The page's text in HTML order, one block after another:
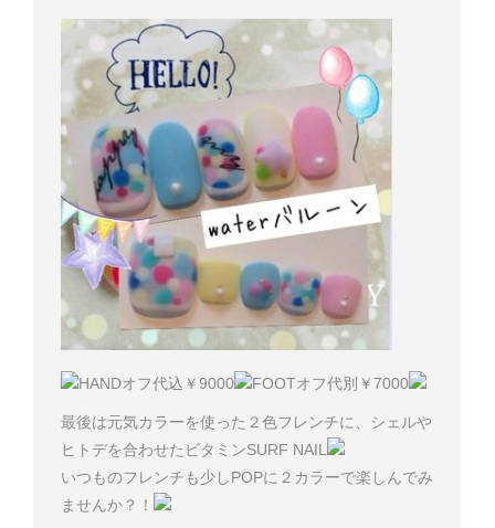
HANDオフ代込￥9000 FOOTオフ代別￥7000
最後は元気カラーを使った２色フレンチに、シェルや
ヒトデを合わせたビタミンSURF NAIL
いつものフレンチも少しPOPに２カラーで楽しんでみ
ませんか？！